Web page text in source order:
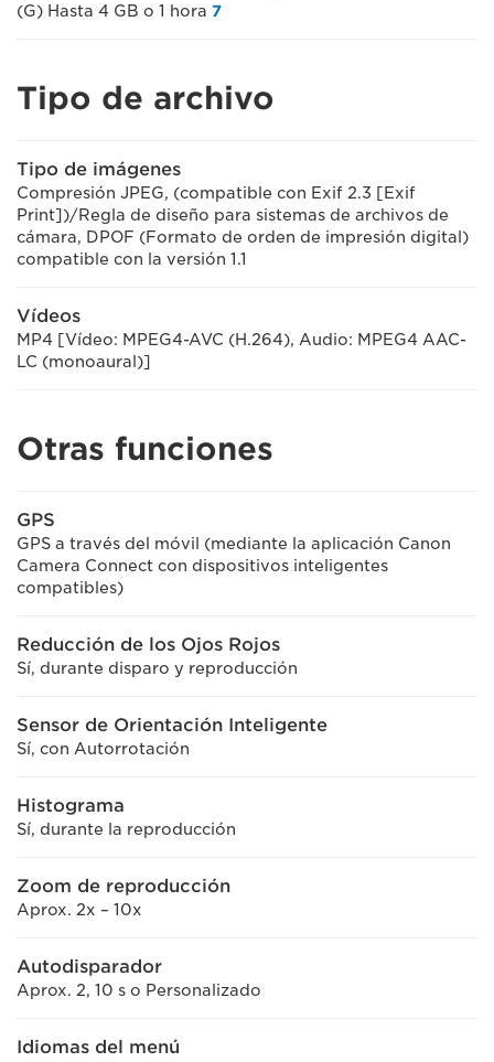
(G) Hasta 4 GB o 1 hora 7
Tipo de archivo
Tipo de imágenes
Compresión JPEG, (compatible con Exif 2.3 [Exif
Print])/Regla de diseño para sistemas de archivos de
cámara, DPOF (Formato de orden de impresión digital)
compatible con la versión 1.1
Vídeos
MP4 [Vídeo: MPEG4-AVC (H.264), Audio: MPEG4 AAC-
LC (monoaural)]
Otras funciones
GPS
GPS a través del móvil (mediante la aplicación Canon
Camera Connect con dispositivos inteligentes
compatibles)
Reducción de los Ojos Rojos
Sí, durante disparo y reproducción
Sensor de Orientación Inteligente
Sí, con Autorrotación
Histograma
Sí, durante la reproducción
Zoom de reproducción
Aprox. 2x – 10x
Autodisparador
Aprox. 2, 10 s o Personalizado
Idiomas del menú